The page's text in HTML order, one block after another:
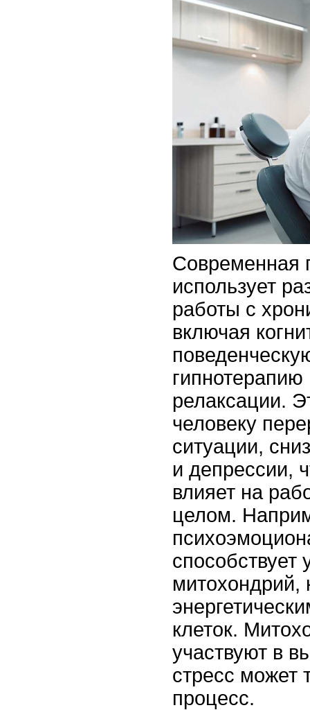
Современная
использует
работы с
включая
гипнотерапию
релаксации.
человеку
ситуации,
и депрессии,
влияет на
целом.
митохондрий,
клеток.
участвуют в
стресс может
процесс.